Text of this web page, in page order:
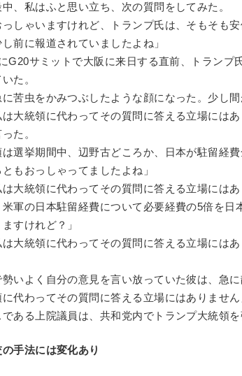
、私はふと思い立ち、次の質問をしてみた。
っしゃいますけれど、トランプ氏は、そもそも
前に報道されていましたよね」
G20サミットで大阪に来日する直前、トランプ
た。
苦虫をかみつぶしたような顔になった。少し間
大統領に代わってその質問に答える立場にはあ
た。
は選挙期間中、辺野古どころか、日本が駐留経
もおっしゃってましたよね」
大統領に代わってその質問に答える立場にはあ
米軍の日本駐留経費について必要経費の5倍を
すけれど？」
大統領に代わってその質問に答える立場にはあ
勢いよく自分の意見を言い放っていた彼は、急
代わってその質問に答える立場にはありませ
ある上院議員は、共和党内でトランプ大統領を
の手法には変化あり